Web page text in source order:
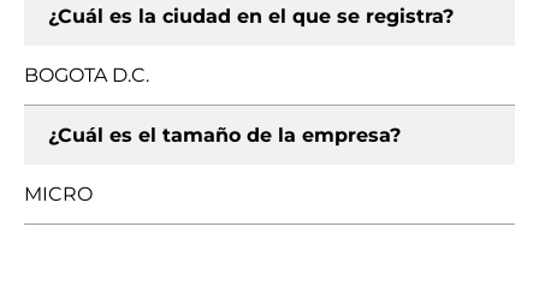
¿Cuál es la ciudad en el que se registra?
BOGOTA D.C.
¿Cuál es el tamaño de la empresa?
MICRO